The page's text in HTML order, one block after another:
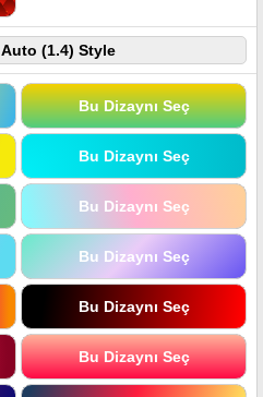
(1.4) Style
Bu Dizaynı Seç
Bu Dizaynı Seç
Bu Dizaynı Seç
Bu Dizaynı Seç
Bu Dizaynı Seç
Bu Dizaynı Seç